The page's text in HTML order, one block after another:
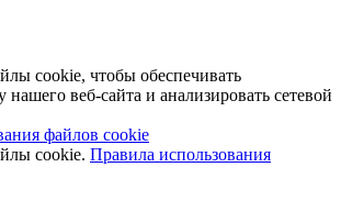
cookie, чтобы обеспечивать
веб-сайта и анализировать сетевой
файлов cookie
cookie. Правила использования